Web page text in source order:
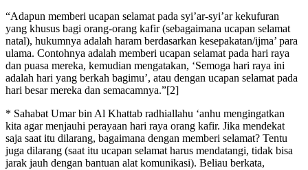
“Adapun memberi ucapan selamat pada syi’ar-syi’ar kekufuran
yang khusus bagi orang-orang kafir (sebagaimana ucapan selamat
natal), hukumnya adalah haram berdasarkan kesepakatan/ijma’ para
ulama. Contohnya adalah memberi ucapan selamat pada hari raya
dan puasa mereka, kemudian mengatakan, ‘Semoga hari raya ini
adalah hari yang berkah bagimu’, atau dengan ucapan selamat pada
hari besar mereka dan semacamnya.”[2]
* Sahabat Umar bin Al Khattab radhiallahu ‘anhu mengingatkan
kita agar menjauhi perayaan hari raya orang kafir. Jika mendekat
saja saat itu dilarang, bagaimana dengan memberi selamat? Tentu
juga dilarang (saat itu ucapan selamat harus mendatangi, tidak bisa
jarak jauh dengan bantuan alat komunikasi). Beliau berkata,